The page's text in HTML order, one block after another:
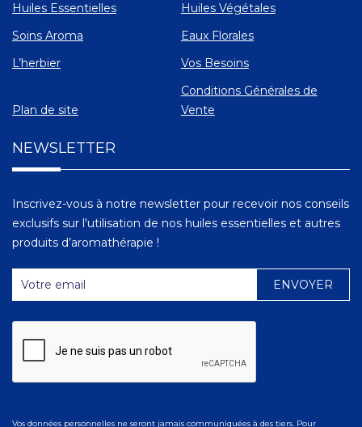
Huiles Essentielles
Huiles Végétales
Soins Aroma
Eaux Florales
L’herbier
Vos Besoins
Plan de site
Conditions Générales de
Vente
NEWSLETTER
Inscrivez-vous à notre newsletter pour recevoir nos conseils
exclusifs sur l'utilisation de nos huiles essentielles et autres
produits d’aromathérapie !
Vos données personnelles ne seront jamais communiquées à des tiers. Pour